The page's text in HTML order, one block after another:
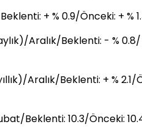
+ % 0.9/Önceki: + %
Aralık/Beklenti: - % 0.8/
Aralık/Beklenti: + % 2.1/
Beklenti: 10.3/Önceki: